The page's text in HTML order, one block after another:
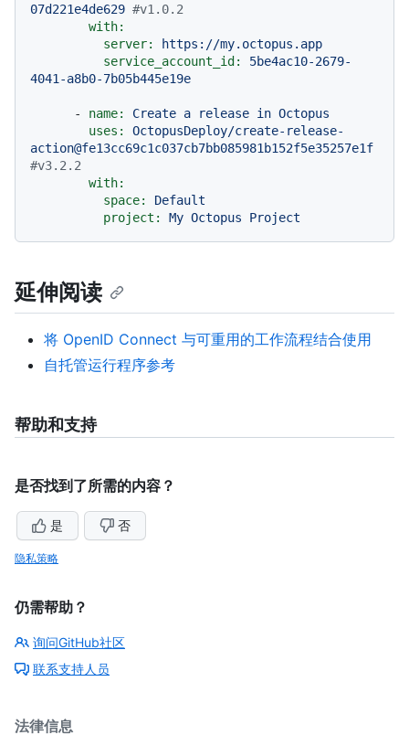
07d221e4de629 #v1.0.2
with:
server:
https://my.octopus.app
service_account_id:
5be4ac10-2679-
4041-a8b0-7b05b445e19e
- name: Create a release in Octopus
uses:
OctopusDeploy/create-release-
action@fe13cc69c1c037cb7bb085981b152f5e35257e1f
#v3.2.2
with:
space:
Default
project:
My Octopus Project
延伸阅读
将 OpenID Connect 与可重用的工作流程结合使用
自托管运行程序参考
帮助和支持
是否找到了所需的内容？
是 否
隐私策略
仍需帮助？
询问GitHub社区
联系支持人员
法律信息